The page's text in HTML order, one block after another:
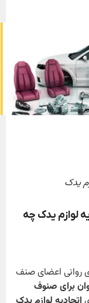
یدک
لوازم یدک چه
روانی اعضای صنف
برای صنوف